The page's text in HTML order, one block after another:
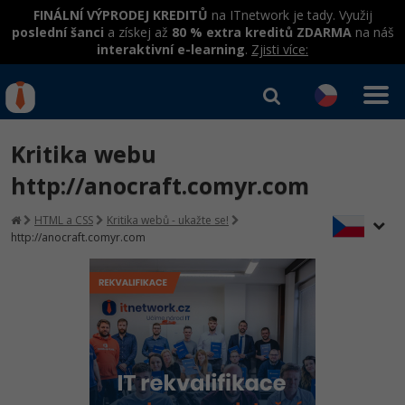
FINÁLNÍ VÝPRODEJ KREDITŮ na ITnetwork je tady. Využij
poslední šanci a získej až 80 % extra kreditů ZDARMAna náš
interaktivní e-learning. Zjisti více:
Rekvalifikace a kurzy
hrazené úřadem práce
Workshopy zdarma
Umělá inteligence v praxi
Datová analýza v praxi
Školení
Základy programování
Objektové programování - OOP
Umělá inteligence
Školení dle technologií
C# .NET
Java
Kurzy IT profesí
Junior programátor
Programátor WWW aplikací
Senior programátor
Front-end developer
Kurzy programování
Jak začít?
Java -80%
C#.NET -80%
Kurzy e-commerce
Testování softwaru
Datová analýza
Kurzy designu
HTML/CSS -80%
Přihlásit se|Registrovat
Kritika webu
http://anocraft.comyr.com
HTML a CSS
Kritika webů - ukažte se!
http://anocraft.comyr.com